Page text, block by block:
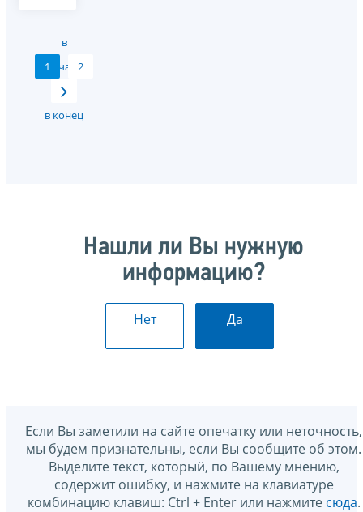
в
начало
1 2
в конец
Нашли ли Вы нужную
информацию?
Нет Да
Если Вы заметили на сайте опечатку или неточность,
мы будем признательны, если Вы сообщите об этом.
Выделите текст, который, по Вашему мнению,
содержит ошибку, и нажмите на клавиатуре
комбинацию клавиш: Ctrl + Enter или нажмите сюда.